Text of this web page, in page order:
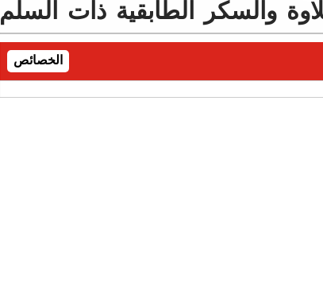
والسكر الطابقية ذات السلم
الخصائص